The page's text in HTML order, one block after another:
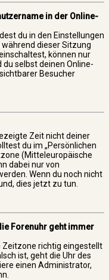
in der Online-
du in den Einstellungen
dieser Sitzung
können nur
selbst deinen Online-
Besucher
Zeit nicht deiner
du im „Persönlichen
(Mitteleuropäische
dabei nur von
Wenn du noch nicht
dies jetzt zu tun.
Forenuhr geht immer
Zeitzone richtig eingestellt
ist, geht die Uhr des
einen Administrator,